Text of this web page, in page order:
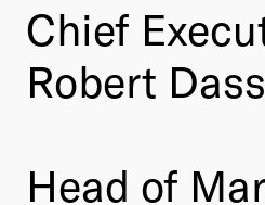
Chief
Robert
Head of